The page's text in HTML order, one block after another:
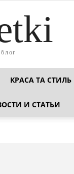
КРАСА ТА СТИЛЬ
И СТАТЬИ